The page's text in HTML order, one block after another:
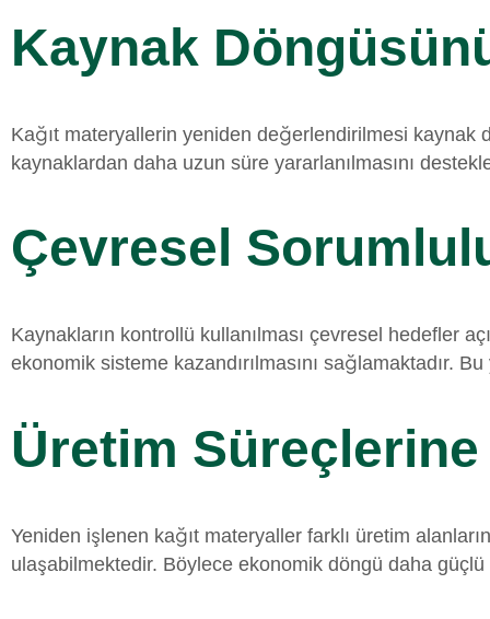
Kaynak
Kağıt materyallerin yeniden değerlendirilmesi kaynak
kaynaklardan daha uzun süre yararlanılmasını
Çevresel
Kaynakların kontrollü kullanılması çevresel hedefler
ekonomik sisteme kazandırılmasını sağlamaktadır.
Üretim
Yeniden işlenen kağıt materyaller farklı üretim
ulaşabilmektedir. Böylece ekonomik döngü daha